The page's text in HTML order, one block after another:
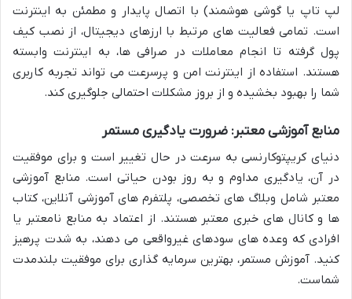
لپ تاپ یا گوشی هوشمند) با اتصال پایدار و مطمئن به اینترنت
است. تمامی فعالیت های مرتبط با ارزهای دیجیتال، از نصب کیف
پول گرفته تا انجام معاملات در صرافی ها، به اینترنت وابسته
هستند. استفاده از اینترنت امن و پرسرعت می تواند تجربه کاربری
شما را بهبود بخشیده و از بروز مشکلات احتمالی جلوگیری کند.
منابع آموزشی معتبر: ضرورت یادگیری مستمر
دنیای کریپتوکارنسی به سرعت در حال تغییر است و برای موفقیت
در آن، یادگیری مداوم و به روز بودن حیاتی است. منابع آموزشی
معتبر شامل وبلاگ های تخصصی، پلتفرم های آموزشی آنلاین، کتاب
ها و کانال های خبری معتبر هستند. از اعتماد به منابع نامعتبر یا
افرادی که وعده های سودهای غیرواقعی می دهند، به شدت پرهیز
کنید. آموزش مستمر، بهترین سرمایه گذاری برای موفقیت بلندمدت
شماست.